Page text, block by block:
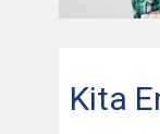
Kita